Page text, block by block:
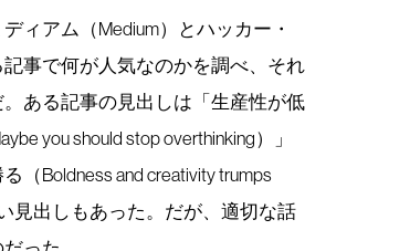
ィアム（Medium）とハッカー・
事で何が人気なのかを調べ、それ
ある記事の見出しは「生産性が低
you should stop overthinking）」
Boldness and creativity trumps
見出しもあった。だが、適切な話